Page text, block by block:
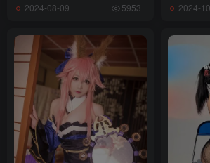
2024-08-09 5953 2024-